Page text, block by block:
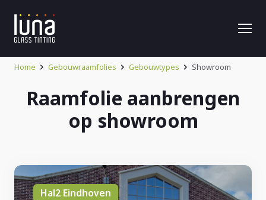
Home Gebouwraamfolies Gebouwtypes Showroom
Raamfolie aanbrengen
op showroom
Hal2 Eindhoven